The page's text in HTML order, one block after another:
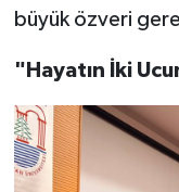
büyük özveri
"Hayatın İki